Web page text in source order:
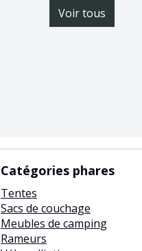
Voir tous
Catégories phares
Tentes
Sacs de couchage
Meubles de camping
Rameurs